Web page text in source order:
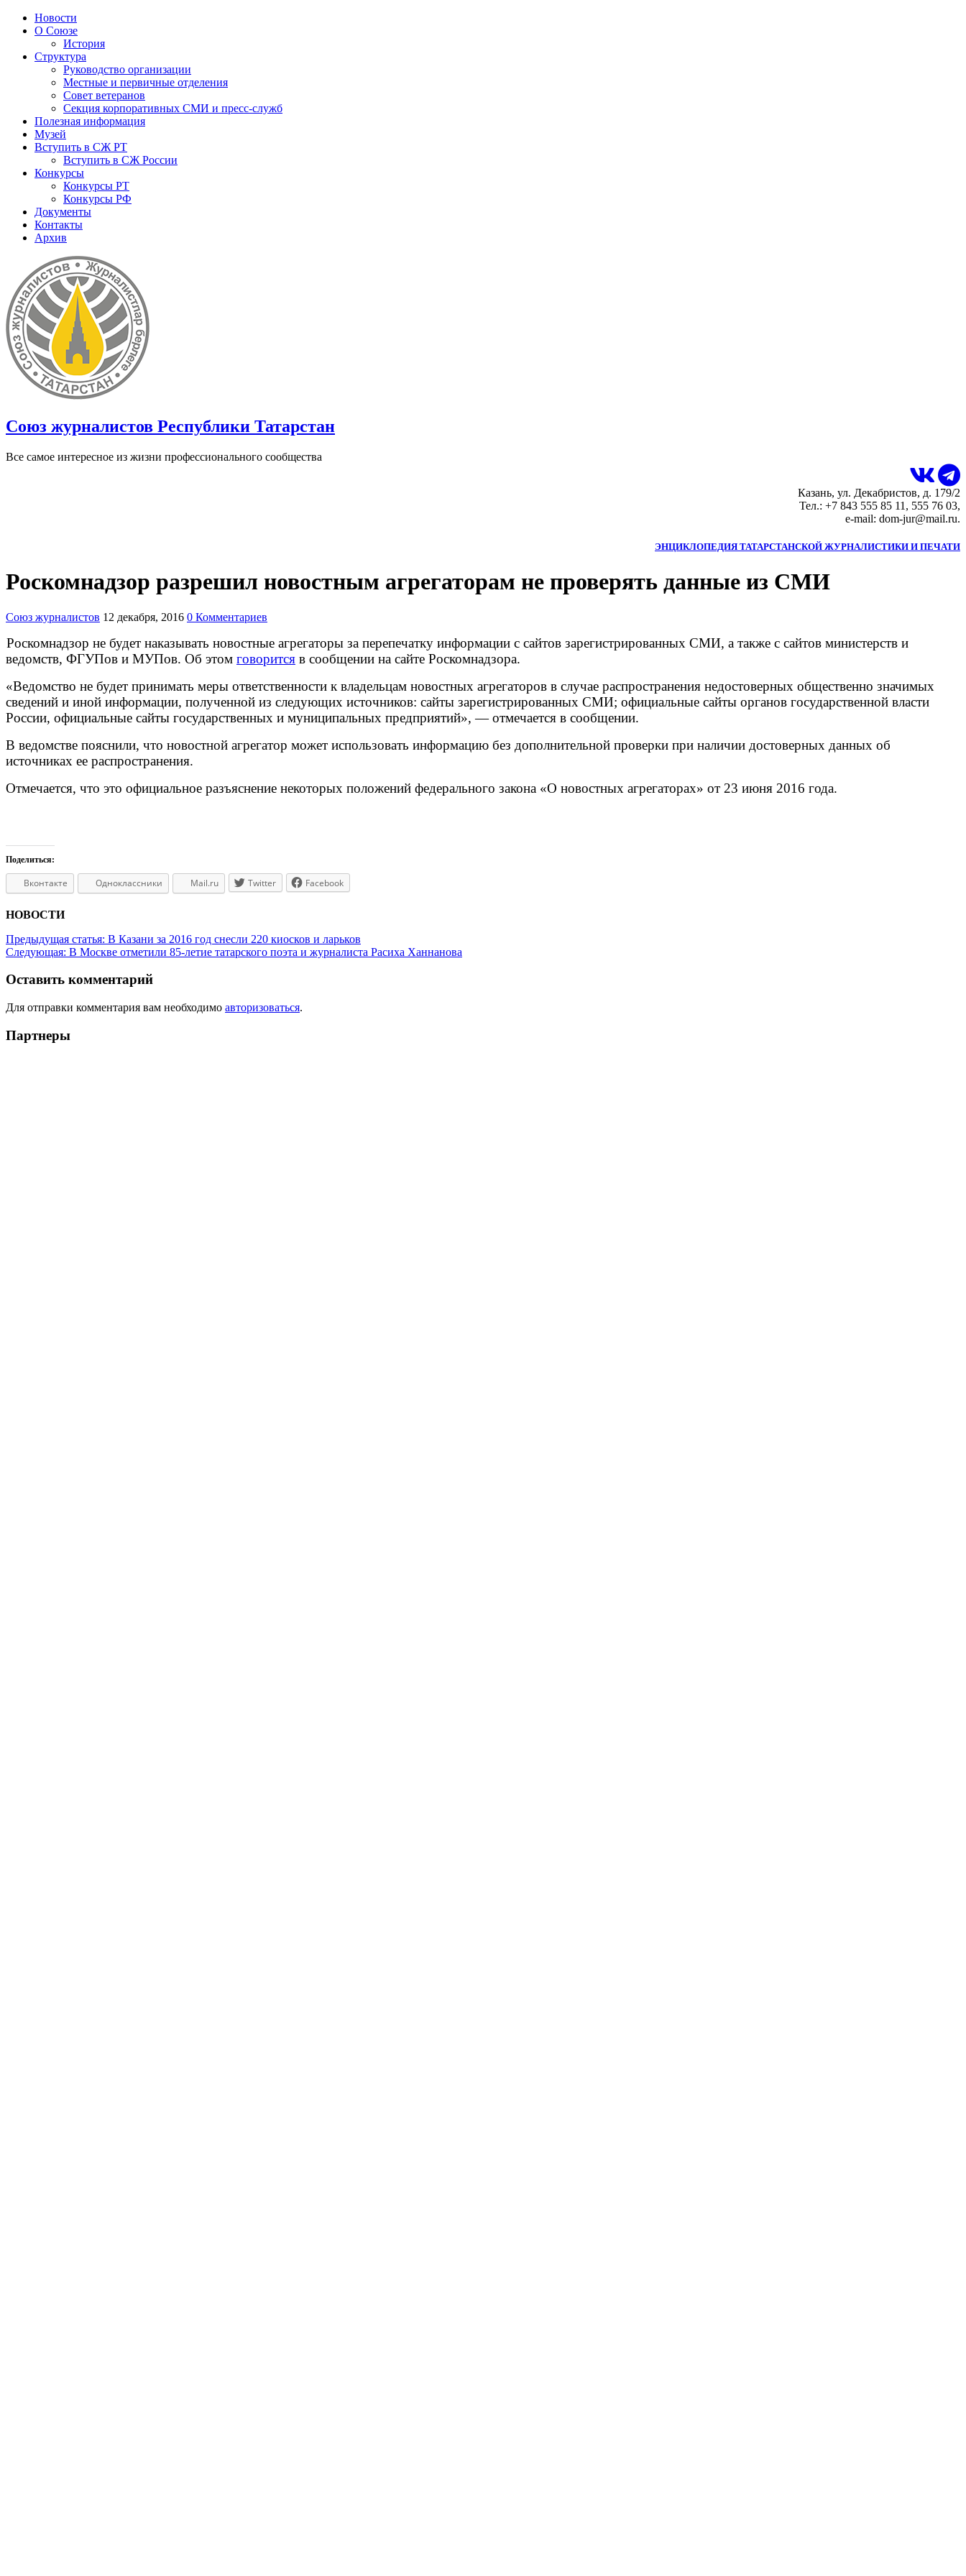
Новости
О Союзе
История
Структура
Руководство организации
Местные и первичные отделения
Совет ветеранов
Секция корпоративных СМИ и пресс-служб
Полезная информация
Музей
Вступить в СЖ РТ
Вступить в СЖ России
Конкурсы
Конкурсы РТ
Конкурсы РФ
Документы
Контакты
Архив
Союз журналистов Республики Татарстан
Все самое интересное из жизни профессионального сообщества
Казань, ул. Декабристов, д. 179/2
Тел.: +7 843 555 85 11, 555 76 03,
e-mail: dom-jur@mail.ru.
ЭНЦИКЛОПЕДИЯ ТАТАРСТАНСКОЙ ЖУРНАЛИСТИКИ И ПЕЧАТИ
Роскомнадзор разрешил новостным агрегаторам не проверять данные из СМИ
Союз журналистов 12 декабря, 2016 0 Комментариев
Роскомнадзор не будет наказывать новостные агрегаторы за перепечатку информации с сайтов зарегистрированных СМИ, а также с сайтов министерств и
ведомств, ФГУПов и МУПов. Об этом говорится в сообщении на сайте Роскомнадзора.
«Ведомство не будет принимать меры ответственности к владельцам новостных агрегаторов в случае распространения недостоверных общественно значимых
сведений и иной информации, полученной из следующих источников: сайты зарегистрированных СМИ; официальные сайты органов государственной власти
России, официальные сайты государственных и муниципальных предприятий», — отмечается в сообщении.
В ведомстве пояснили, что новостной агрегатор может использовать информацию без дополнительной проверки при наличии достоверных данных об
источниках ее распространения.
Отмечается, что это официальное разъяснение некоторых положений федерального закона «О новостных агрегаторах» от 23 июня 2016 года.
Поделиться:
Вконтакте Одноклассники Mail.ru Twitter Facebook
НОВОСТИ
Предыдущая статья: В Казани за 2016 год снесли 220 киосков и ларьков
Следующая: В Москве отметили 85-летие татарского поэта и журналиста Расиха Ханнанова
Оставить комментарий
Для отправки комментария вам необходимо авторизоваться.
Партнеры